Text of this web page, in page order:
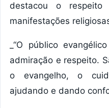
destacou o
manifestações
_“O público
admiração e respeito.
o evangelho, o
ajudando e dando